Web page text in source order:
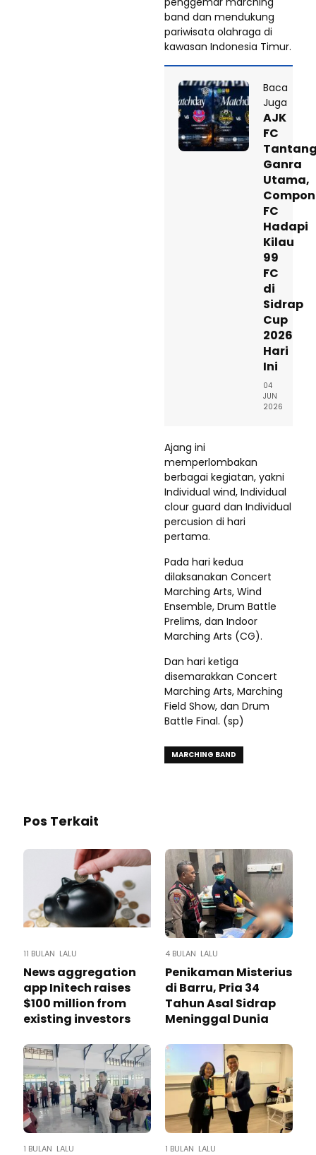
band dan mendukung
pariwisata olahraga di
kawasan Indonesia Timur.
Baca
Juga
AJK
FC
Ganra
Utama,
FC
Hadapi
Kilau
99
FC
di
Sidrap
Cup
2026
Hari
Ini
04
JUN
2026
Ajang ini
memperlombakan
berbagai kegiatan, yakni
Individual wind, Individual
clour guard dan Individual
percusion di hari
pertama.
Pada hari kedua
dilaksanakan Concert
Marching Arts, Wind
Ensemble, Drum Battle
Prelims, dan Indoor
Marching Arts (CG).
Dan hari ketiga
disemarakkan Concert
Marching Arts, Marching
Field Show, dan Drum
Battle Final. (sp)
MARCHING BAND
Pos Terkait
11 BULAN LALU
News aggregation
app Initech raises
$100 million from
existing investors
4 BULAN LALU
Penikaman Misterius
di Barru, Pria 34
Tahun Asal Sidrap
Meninggal Dunia
1 BULAN LALU 1 BULAN LALU